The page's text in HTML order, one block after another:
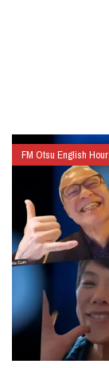
FM Otsu English Hour